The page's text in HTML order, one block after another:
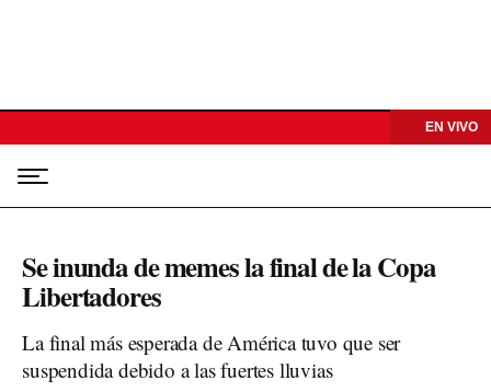
EN VIVO
Se inunda de memes la final de la Copa
Libertadores
La final más esperada de América tuvo que ser
suspendida debido a las fuertes lluvias